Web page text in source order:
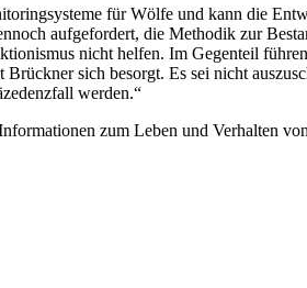
für Wölfe und kann die
aufgefordert, die Methodik zur
nicht helfen. Im Gegenteil
Brückner sich besorgt. Es sei nicht
werden.“
zum Leben und Verhalten